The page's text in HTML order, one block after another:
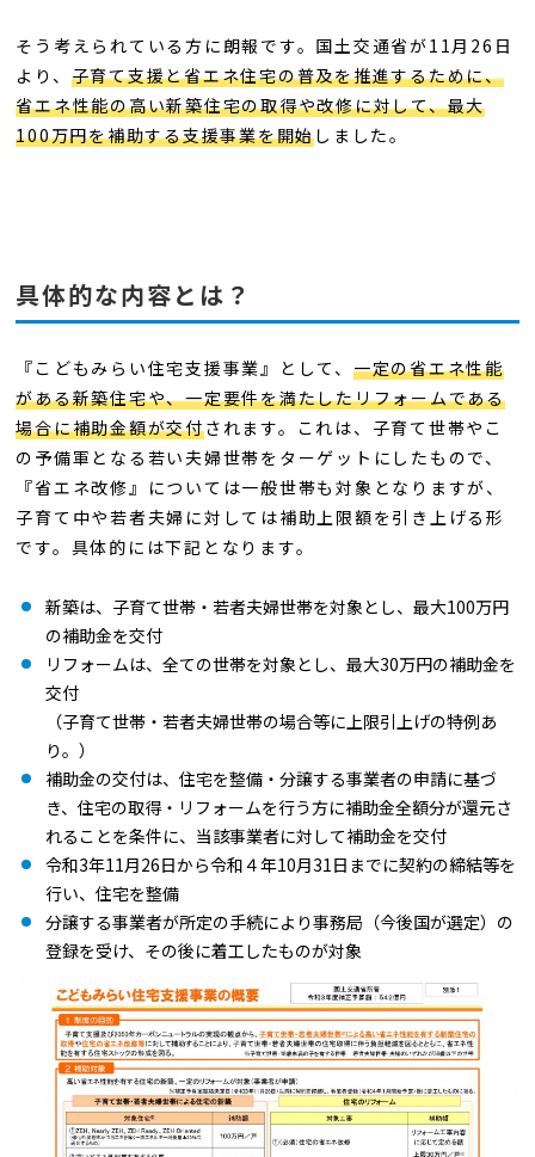
そう考えられている方に朗報です。国土交通省が11月26日
より、 子育て支援と省エネ住宅の普及を推進するために、
省エネ性能の高い新築住宅の取得や改修に対して、最大
100万円を補助する支援事業を開始しました。
具体的な内容とは？
『こどもみらい住宅支援事業』として、 一定の省エネ性能
がある新築住宅や、一定要件を満たしたリフォームである
場合に補助金額が交付されます。これは、子育て世帯やこ
の予備軍となる若い夫婦世帯をターゲットにしたもので、
『省エネ改修』については一般世帯も対象となりますが、
子育て中や若者夫婦に対しては補助上限額を引き上げる形
です。具体的には下記となります。
新築は、子育て世帯・若者夫婦世帯を対象とし、最大100万円
の補助金を交付
リフォームは、全ての世帯を対象とし、最大30万円の補助金を
交付
（子育て世帯・若者夫婦世帯の場合等に上限引上げの特例あ
り。）
補助金の交付は、住宅を整備・分譲する事業者の申請に基づ
き、住宅の取得・リフォームを行う方に補助金全額分が還元さ
れることを条件に、当該事業者に対して補助金を交付
令和3年11月26日から令和４年10月31日までに契約の締結等を
行い、住宅を整備
分譲する事業者が所定の手続により事務局（今後国が選定）の
登録を受け、その後に着工したものが対象